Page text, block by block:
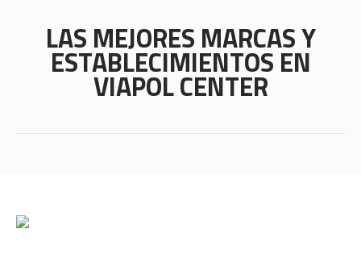
LAS MEJORES MARCAS Y
ESTABLECIMIENTOS EN
VIAPOL CENTER